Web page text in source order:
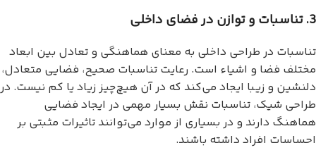
3. تناسبات و توازن در فضای داخلی
تناسبات در طراحی داخلی به معنای هماهنگی و تعادل بین ابعاد
مختلف فضا و اشیاء است. رعایت تناسبات صحیح، فضایی متعادل،
دلنشین و زیبا ایجاد می‌کند که در آن هیچ‌چیز زیاد یا کم نیست. در
طراحی شیک، تناسبات نقش بسیار مهمی در ایجاد فضایی
هماهنگ دارند و در بسیاری از موارد می‌توانند تاثیرات مثبتی بر
احساسات افراد داشته باشند.